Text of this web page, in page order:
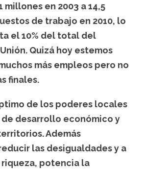
millones en 2003 a 14,5
de trabajo en 2010, lo
el 10% del total del
Quizá hoy estemos
más empleos pero no
finales.
de los poderes locales
desarrollo económico y
Además
las desigualdades y a
potencia la